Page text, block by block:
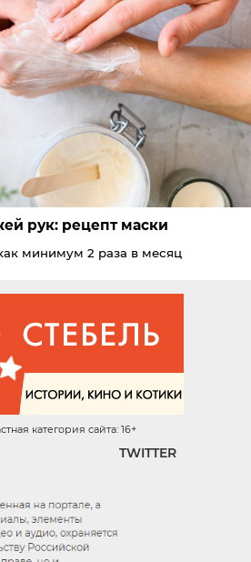
рук: рецепт маски
минимум 2 раза в месяц
категория сайта: 16+
TWITTER